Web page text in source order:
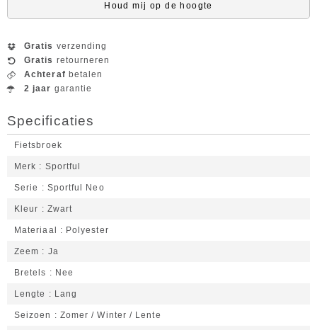
Houd mij op de hoogte
Gratis verzending
Gratis retourneren
Achteraf betalen
2 jaar garantie
Specificaties
Fietsbroek
Merk Sportful
Serie Sportful Neo
Kleur Zwart
Materiaal Polyester
Zeem Ja
Bretels Nee
Lengte Lang
Seizoen Zomer / Winter / Lente